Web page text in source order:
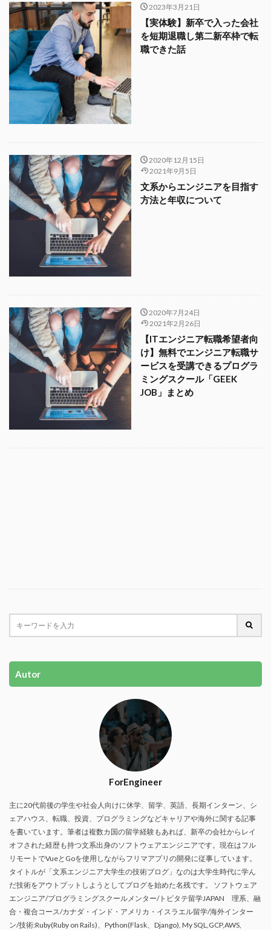
2023年3月21日
【実体験】新卒で入った会社
を短期退職し第二新卒枠で転
職できた話
2020年12月15日
2021年9月5日
文系からエンジニアを目指す
方法と年収について
2020年7月24日
2021年2月26日
【ITエンジニア転職希望者向
け】無料でエンジニア転職サ
ービスを受講できるプログラ
ミングスクール「GEEK
JOB」まとめ
Autor
ForEngineer
主に20代前後の学生や社会人向けに休学、留学、英語、長期インターン、シ
ェアハウス、転職、投資、プログラミングなどキャリアや海外に関する記事
を書いています。筆者は複数カ国の留学経験もあれば、新卒の会社からレイ
オフされた経歴も持つ文系出身のソフトウェアエンジニアです。現在はフル
リモートでVueとGoを使用しながらフリマアプリの開発に従事しています。
タイトルが「文系エンジニア大学生の技術ブログ」なのは大学生時代に学ん
だ技術をアウトプットしようとしてブログを始めた名残です。 ソフトウェア
エンジニア/プログラミングスクールメンター/トビタテ留学JAPAN 理系、融
合・複合コース/カナダ・インド・アメリカ・イスラエル留学/海外インター
ン/技術:Ruby(Ruby on Rails)、Python(Flask、Django), My SQL,GCP,AWS,